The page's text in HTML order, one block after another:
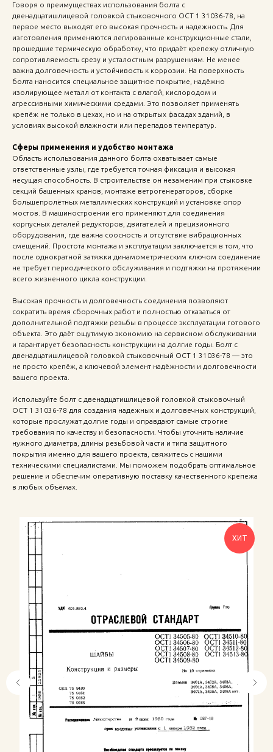
Говоря о преимуществах использования болта с
двенадцатишлицевой головкой стыковочного ОСТ 1 31036-78, на
первое место выходят его высокая прочность и надежность. Для
изготовления применяются легированные конструкционные стали,
прошедшие термическую обработку, что придаёт крепежу отличную
сопротивляемость срезу и усталостным разрушениям. Не менее
важна долговечность и устойчивость к коррозии. На поверхность
болта наносится специальное защитное покрытие, надёжно
изолирующее металл от контакта с влагой, кислородом и
агрессивными химическими средами. Это позволяет применять
крепёж не только в цехах, но и на открытых фасадах зданий, в
условиях высокой влажности или перепадов температур.
Сферы применения и удобство монтажа
Область использования данного болта охватывает самые
ответственные узлы, где требуется точная фиксация и высокая
несущая способность. В строительстве он незаменим при стыковке
секций башенных кранов, монтаже ветрогенераторов, сборке
большепролётных металлических конструкций и установке опор
мостов. В машиностроении его применяют для соединения
корпусных деталей редукторов, двигателей и прецизионного
оборудования, где важна соосность и отсутствие вибрационных
смещений. Простота монтажа и эксплуатации заключается в том, что
после однократной затяжки динамометрическим ключом соединение
не требует периодического обслуживания и подтяжки на протяжении
всего жизненного цикла конструкции.
Высокая прочность и долговечность соединения позволяют
сократить время сборочных работ и полностью отказаться от
дополнительной подтяжки резьбы в процессе эксплуатации готового
объекта. Это даёт ощутимую экономию на сервисном обслуживании
и гарантирует безопасность конструкции на долгие годы. Болт с
двенадцатишлицевой головкой стыковочный ОСТ 1 31036-78 — это
не просто крепёж, а ключевой элемент надёжности и долговечности
вашего проекта.
Используйте болт с двенадцатишлицевой головкой стыковочный
ОСТ 1 31036-78 для создания надежных и долговечных конструкций,
которые прослужат долгие годы и оправдают самые строгие
требования по качеству и безопасности. Чтобы уточнить наличие
нужного диаметра, длины резьбовой части и типа защитного
покрытия именно для вашего проекта, свяжитесь с нашими
техническими специалистами. Мы поможем подобрать оптимальное
решение и обеспечим оперативную поставку качественного крепежа
в любых объёмах.
ХИТ